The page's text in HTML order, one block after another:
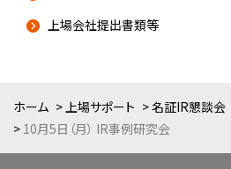
ホーム 上場サポート 名証IR懇談会
10月5日（月） IR事例研究会
上場会社提出書類等